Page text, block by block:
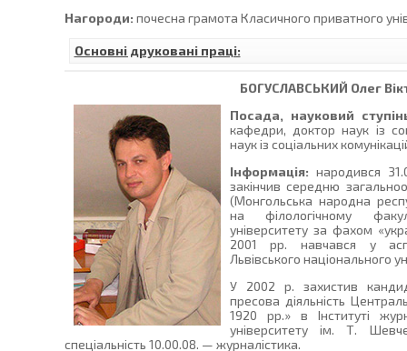
Нагороди: почесна грамота Класичного приватного
Основні друковані праці:
БОГУСЛАВСЬКИЙ Олег
Посада, науковий
кафедри, доктор наук із
наук із соціальних
Інформація: народився
закінчив середню
(Монгольська народна
на філологічному
університету за фахом
2001 рр. навчався у
Львівського національного
У 2002 р. захистив
пресова діяльність
1920 рр.» в Інституті
університету ім. Т.
спеціальність 10.00.08. — журналістика.